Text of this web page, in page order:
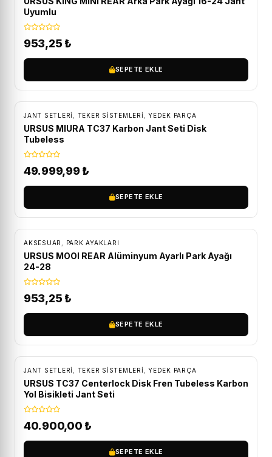
Uyumlu
953,25 ₺
SEPETE EKLE
JANT SETLERI TEKER SISTEMLERI YEDEK PARÇA
URSUS MIURA TC37 Karbon Jant Seti Disk
Tubeless
49.999,99₺
SEPETE EKLE
AKSESUAR PARK AYAKLARI
URSUS MOOI REAR Alüminyum Ayarlı Park Ayağı
24-28
953,25 ₺
SEPETE EKLE
JANT SETLERI TEKER SISTEMLERI YEDEK PARÇA
URSUS TC37 Centerlock Disk Fren Tubeless Karbon
Yol Bisikleti Jant Seti
40.900,00 ₺
SEPETE EKLE